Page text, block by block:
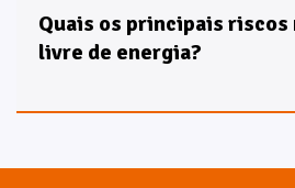
Quais os principais riscos
livre de energia?